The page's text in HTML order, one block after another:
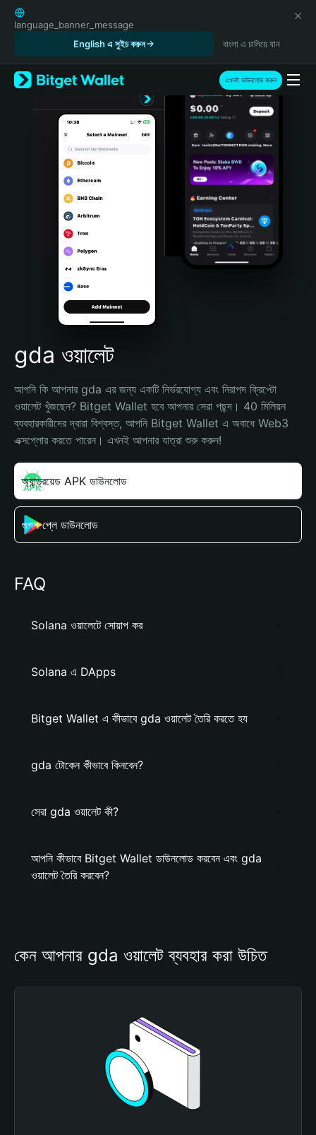
English
日本語
Русский
Español (Latinoamérica)
Türkçe
Português (Portugal)
Bahasa Indonesia
Português (Brasil)
Español (Argentina)
language_banner_message
English এ সুইচ করুন
বাংলা এ চালিয়ে যান
এখনই ডাউনলোড করুন
gda ওয়ালেট
আপনি কি আপনার gda এর জন্য একটি নির্ভরযোগ্য এবং নিরাপদ ক্রিপ্টো
ওয়ালেট খুঁজছেন? Bitget Wallet হবে আপনার সেরা পছন্দ। 40 মিলিয়ন
ব্যবহারকারীদের দ্বারা বিশ্বস্ত, আপনি Bitget Wallet এ অবাধে Web3
এক্সপ্লোর করতে পারেন। এখনই আপনার যাত্রা শুরু করুন!
অ্যান্ড্রয়েড APK ডাউনলোড
গুগল প্লে ডাউনলোড
FAQ
Solana ওয়ালেটে সোয়াপ কর
Solana এ DApps
Bitget Wallet এ কীভাবে gda ওয়ালেট তৈরি করতে হয
gda টোকেন কীভাবে কিনবেন?
সেরা gda ওয়ালেট কী?
আপনি কীভাবে Bitget Wallet ডাউনলোড করবেন এবং gda
ওয়ালেট তৈরি করবেন?
কেন আপনার gda ওয়ালেট ব্যবহার করা উচিত